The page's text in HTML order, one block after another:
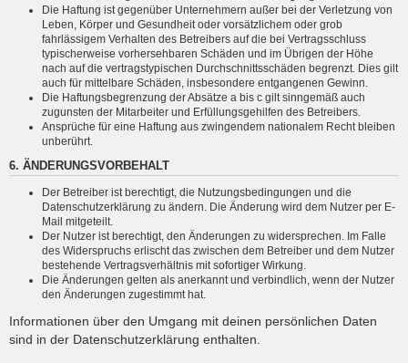
Die Haftung ist gegenüber Unternehmern außer bei der Verletzung von
Leben, Körper und Gesundheit oder vorsätzlichem oder grob
fahrlässigem Verhalten des Betreibers auf die bei Vertragsschluss
typischerweise vorhersehbaren Schäden und im Übrigen der Höhe
nach auf die vertragstypischen Durchschnittsschäden begrenzt. Dies gilt
auch für mittelbare Schäden, insbesondere entgangenen Gewinn.
Die Haftungsbegrenzung der Absätze a bis c gilt sinngemäß auch
zugunsten der Mitarbeiter und Erfüllungsgehilfen des Betreibers.
Ansprüche für eine Haftung aus zwingendem nationalem Recht bleiben
unberührt.
6. ÄNDERUNGSVORBEHALT
Der Betreiber ist berechtigt, die Nutzungsbedingungen und die
Datenschutzerklärung zu ändern. Die Änderung wird dem Nutzer per E-
Mail mitgeteilt.
Der Nutzer ist berechtigt, den Änderungen zu widersprechen. Im Falle
des Widerspruchs erlischt das zwischen dem Betreiber und dem Nutzer
bestehende Vertragsverhältnis mit sofortiger Wirkung.
Die Änderungen gelten als anerkannt und verbindlich, wenn der Nutzer
den Änderungen zugestimmt hat.
Informationen über den Umgang mit deinen persönlichen Daten
sind in der Datenschutzerklärung enthalten.